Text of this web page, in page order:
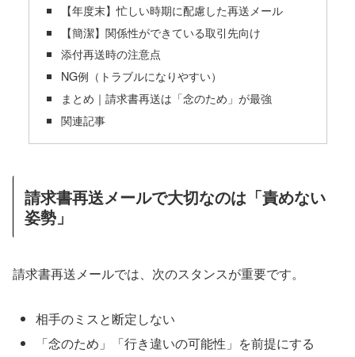
【年度末】忙しい時期に配慮した再送メール
【簡潔】関係性ができている取引先向け
添付再送時の注意点
NG例（トラブルになりやすい）
まとめ｜請求書再送は「念のため」が最強
関連記事
請求書再送メールで大切なのは「責めない
姿勢」
請求書再送メールでは、次のスタンスが重要です。
相手のミスと断定しない
「念のため」「行き違いの可能性」を前提にする